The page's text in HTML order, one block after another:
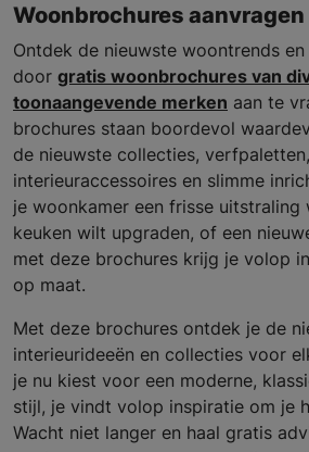
Woonbrochures aanvragen
Ontdek de nieuwste woontrends
door gratis woonbrochures van
toonaangevende merken aan te
brochures staan boordevol
de nieuwste collecties, verfpaletten,
interieuraccessoires en slimme
je woonkamer een frisse uitstraling
keuken wilt upgraden, of een
met deze brochures krijg je volop
op maat.
Met deze brochures ontdek je de
interieurideeën en collecties voor
je nu kiest voor een moderne,
stijl, je vindt volop inspiratie om je
Wacht niet langer en haal gratis